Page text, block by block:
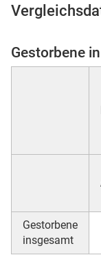
Gestorbene
Gestorbene
insgesamt